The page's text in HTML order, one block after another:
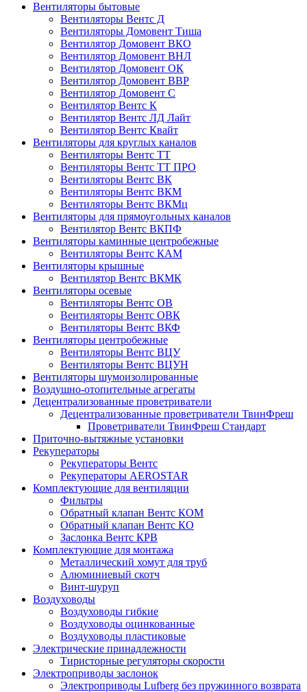
Вентиляторы бытовые
Вентиляторы Вентс Д
Вентиляторы Домовент Тиша
Вентилятор Домовент ВКО
Вентилятор Домовент ВНЛ
Вентилятор Домовент ОК
Вентилятор Домовент ВВР
Вентилятор Домовент С
Вентилятор Вентс К
Вентилятор Вентс ЛД Лайт
Вентилятор Вентс Квайт
Вентиляторы для круглых каналов
Вентиляторы Вентс ТТ
Вентиляторы Вентс ТТ ПРО
Вентиляторы Вентс ВК
Вентиляторы Вентс ВКМ
Вентиляторы Вентс ВКМц
Вентиляторы для прямоугольных каналов
Вентилятор Вентс ВКПФ
Вентиляторы каминные центробежные
Вентиляторы Вентс КАМ
Вентиляторы крышные
Вентилятор Вентс ВКМК
Вентиляторы осевые
Вентиляторы Вентс ОВ
Вентиляторы Вентс ОВК
Вентиляторы Вентс ВКФ
Вентиляторы центробежные
Вентиляторы Вентс ВЦУ
Вентиляторы Вентс ВЦУН
Вентиляторы шумоизолированные
Воздушно-отопительные агрегаты
Децентрализованные проветриватели
Децентрализованные проветриватели ТвинФреш
Проветриватели ТвинФреш Стандарт
Приточно-вытяжные установки
Рекуператоры
Рекуператоры Вентс
Рекуператоры AEROSTAR
Комплектующие для вентиляции
Фильтры
Обратный клапан Вентс КОМ
Обратный клапан Вентс КО
Заслонка Вентс КРВ
Комплектующие для монтажа
Металлический хомут для труб
Алюминиевый скотч
Винт-шуруп
Воздуховоды
Воздуховоды гибкие
Воздуховоды оцинкованные
Воздуховоды пластиковые
Электрические принадлежности
Тиристорные регуляторы скорости
Электроприводы заслонок
Электроприводы Lufberg без пружинного возврата